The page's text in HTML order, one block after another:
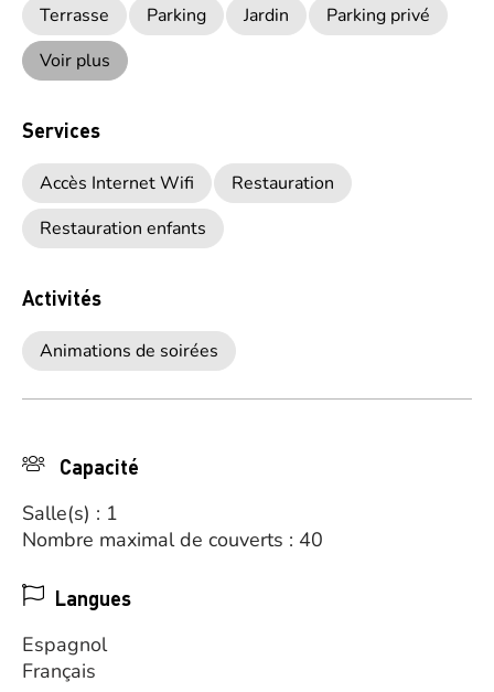
Terrasse Parking Jardin
Parking privé
Voir plus
Services
Accès Internet Wifi
Restauration
Restauration enfants
Activités
Animations de soirées
Capacité
Salle(s) : 1
Nombre maximal de couverts : 40
Langues
Espagnol
Français